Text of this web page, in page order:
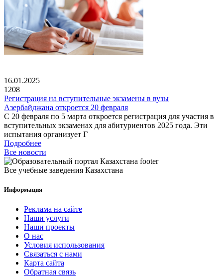
16.01.2025
1208
Регистрация на вступительные экзамены в вузы
Азербайджана откроется 20 февраля
С 20 февраля по 5 марта откроется регистрация для участия в
вступительных экзаменах для абитуриентов 2025 года. Эти
испытания организует Г
Подробнее
Все новости
Все учебные заведения Казахстана
Информация
Реклама на сайте
Наши услуги
Наши проекты
О нас
Условия использования
Связаться с нами
Карта сайта
Обратная связь